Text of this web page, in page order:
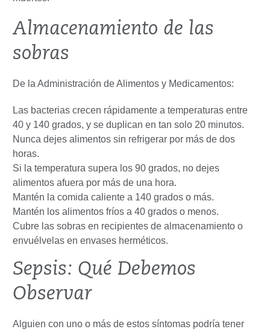
Almacenamiento de las
sobras
De la Administración de Alimentos y Medicamentos:
Las bacterias crecen rápidamente a temperaturas entre
40 y 140 grados, y se duplican en tan solo 20 minutos.
Nunca dejes alimentos sin refrigerar por más de dos
horas.
Si la temperatura supera los 90 grados, no dejes
alimentos afuera por más de una hora.
Mantén la comida caliente a 140 grados o más.
Mantén los alimentos fríos a 40 grados o menos.
Cubre las sobras en recipientes de almacenamiento o
envuélvelas en envases herméticos.
Sepsis: Qué Debemos
Observar
Alguien con uno o más de estos síntomas podría tener